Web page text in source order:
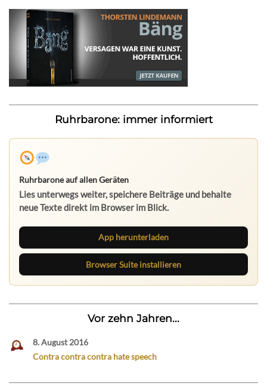
Ruhrbarone: immer informiert
Ruhrbarone auf allen Geräten
Lies unterwegs weiter, speichere Beiträge und behalte
neue Texte direkt im Browser im Blick.
App herunterladen
Browser Suite installieren
Vor zehn Jahren...
8. August 2016
Contra contra contra hate speech